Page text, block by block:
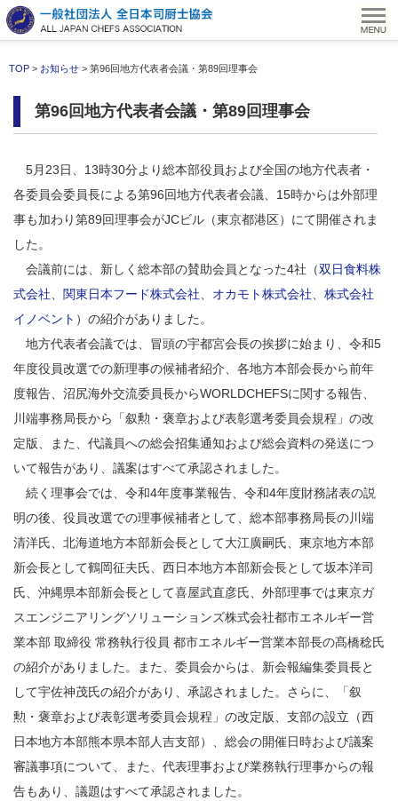
TOP > お知らせ > 第96回地方代表者会議・第89回理事会
第96回地方代表者会議・第89回理事会
5月23日、13時30分より総本部役員および全国の地方代表者・
各委員会委員長による第96回地方代表者会議、15時からは外部理
事も加わり第89回理事会がJCビル（東京都港区）にて開催されま
した。
会議前には、新しく総本部の賛助会員となった4社（双日食料株
式会社
関東日本フード株式会社 オカモト株式会社
株式会社
イノベント ）の紹介がありました。
地方代表者会議では、冒頭の宇都宮会長の挨拶に始まり、令和5
年度役員改選での新理事の候補者紹介、各地方本部会長から前年
度報告、沼尻海外交流委員長からWORLDCHEFSに関する報告、
川端事務局長から「叙勲・褒章および表彰選考委員会規程」の改
定版、また、代議員への総会招集通知および総会資料の発送につ
いて報告があり、議案はすべて承認されました。
続く理事会では、令和4年度事業報告、令和4年度財務諸表の説
明の後、役員改選での理事候補者として、総本部事務局長の川端
清洋氏、北海道地方本部新会長として大江廣嗣氏、東京地方本部
新会長として鶴岡征夫氏、西日本地方本部新会長として坂本洋司
氏、沖縄県本部新会長として喜屋武直彦氏、外部理事では東京ガ
スエンジニアリングソリューションズ株式会社都市エネルギー営
業本部 取締役 常務執行役員 都市エネルギー営業本部長の髙橋稔氏
の紹介がありました。また、委員会からは、新会報編集委員長と
して宇佐神茂氏の紹介があり、承認されました。さらに、「叙
勲・褒章および表彰選考委員会規程」の改定版、支部の設立（西
日本地方本部熊本県本部人吉支部）、総会の開催日時および議案
審議事項について、また、代表理事および業務執行理事からの報
告もあり、議題はすべて承認されました。